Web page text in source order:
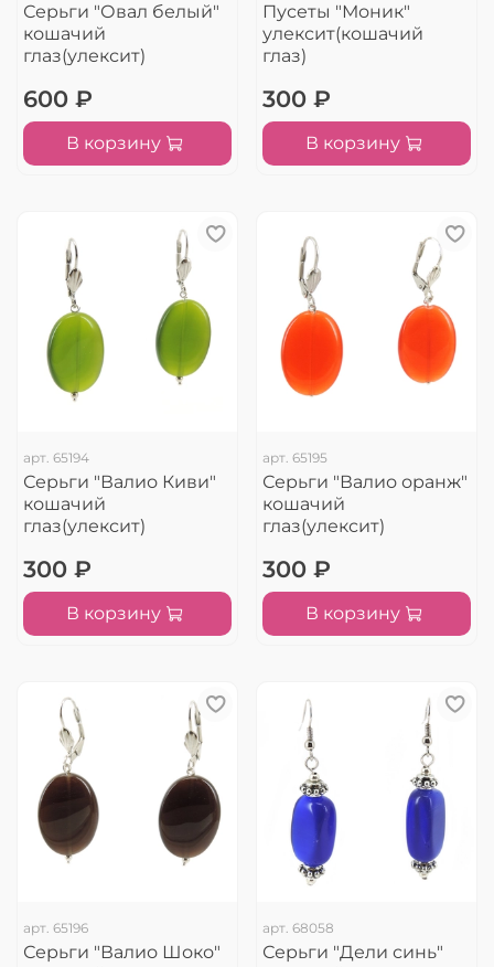
Серьги "Овал белый"
кошачий
глаз(улексит)
600 ₽
В корзину
Пусеты "Моник"
улексит(кошачий
глаз)
300 ₽
В корзину
арт. 65194
Серьги "Валио Киви"
кошачий
глаз(улексит)
300 ₽
В корзину
арт. 65195
Серьги "Валио оранж"
кошачий
глаз(улексит)
300 ₽
В корзину
арт. 65196
Серьги "Валио Шоко"
арт. 68058
Серьги "Дели синь"